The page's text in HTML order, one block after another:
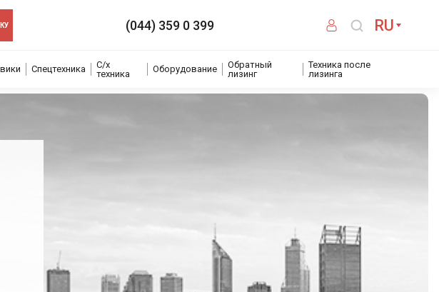
(044) 359 0 399 RU
Спецтехника
С/х
техника
Оборудование
Обратный
лизинг
Техника после
лизинга